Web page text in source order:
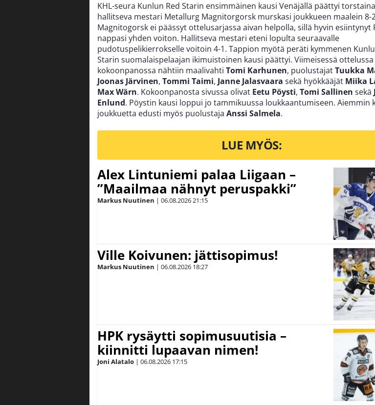
KHL-seura Kunlun Red Starin ensimmäinen kausi Venäjällä päättyi
hallitseva mestari Metallurg Magnitorgorsk murskasi joukkueen maalein 8-
Magnitogorsk ei päässyt ottelusarjassa aivan helpolla, sillä hyvin esiintynyt
nappasi yhden voiton. Hallitseva mestari eteni lopulta seuraavalle
pudotuspelikierrokselle voitoin 4-1. Tappion myötä peräti kymmenen
Starin suomalaispelaajan ikimuistoinen kausi päättyi. Viimeisessä ottelussa
kokoonpanossa nähtiin maalivahti Tomi Karhunen, puolustajatTuukka
Joonas Järvinen, Tommi Taimi, Janne Jalasvaara sekä hyökkääjät Miika
Max Wärn. Kokoonpanosta sivussa olivat Eetu Pöysti, Tomi Sallinen sekä
Enlund. Pöystin kausi loppui jo tammikuussa loukkaantumiseen. Aiemmin
joukkuetta edusti myös puolustaja Anssi Salmela.
LUE MYÖS:
Alex Lintuniemi palaa Liigaan –
”Maailmaa nähnyt peruspakki”
Markus Nuutinen | 06.08.202621:15
Ville Koivunen: jättisopimus!
Markus Nuutinen | 06.08.2026 18:27
HPK rysäytti sopimusuutisia –
kiinnitti lupaavan nimen!
Joni Alatalo | 06.08.2026 17:15